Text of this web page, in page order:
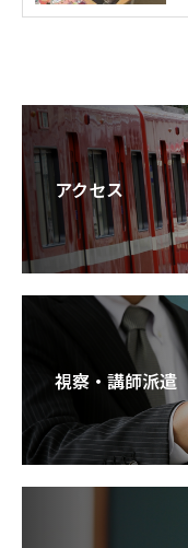
アクセス
視察・講師派遣